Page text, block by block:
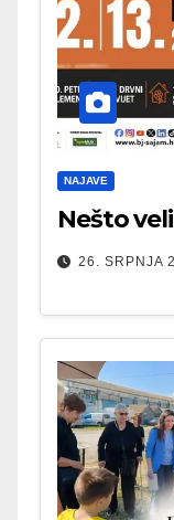
NAJAVE
Nešto
26. SRPNJA